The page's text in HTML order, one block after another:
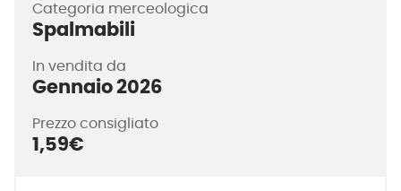
Categoria merceologica
Spalmabili
In vendita da
Gennaio 2026
Prezzo consigliato
1,59€